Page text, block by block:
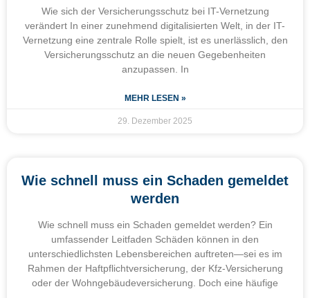
Wie sich der Versicherungsschutz bei IT-Vernetzung
verändert In einer zunehmend digitalisierten Welt, in der IT-
Vernetzung eine zentrale Rolle spielt, ist es unerlässlich, den
Versicherungsschutz an die neuen Gegebenheiten
anzupassen. In
MEHR LESEN »
29. Dezember 2025
Wie schnell muss ein Schaden gemeldet
werden
Wie schnell muss ein Schaden gemeldet werden? Ein
umfassender Leitfaden Schäden können in den
unterschiedlichsten Lebensbereichen auftreten—sei es im
Rahmen der Haftpflichtversicherung, der Kfz-Versicherung
oder der Wohngebäudeversicherung. Doch eine häufige